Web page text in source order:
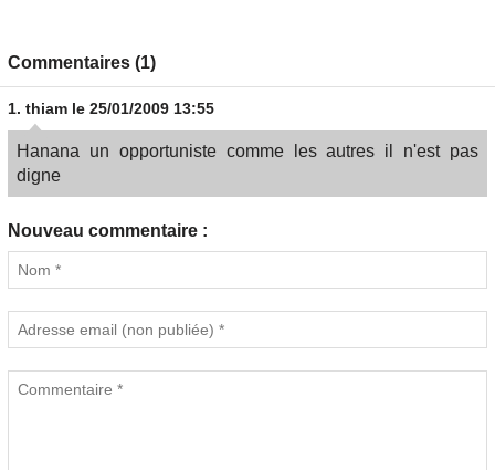
Commentaires (1)
1. thiam le 25/01/2009 13:55
Hanana un opportuniste comme les autres il n'est pas
digne
Nouveau commentaire :